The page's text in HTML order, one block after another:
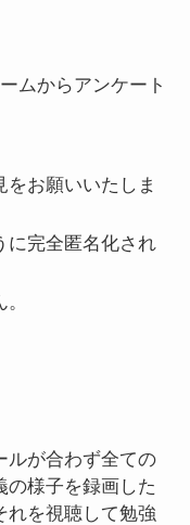
ムからアンケート
お願いいたしま
に完全匿名化され
ルが合わず全ての
の様子を録画した
れを視聴して勉強